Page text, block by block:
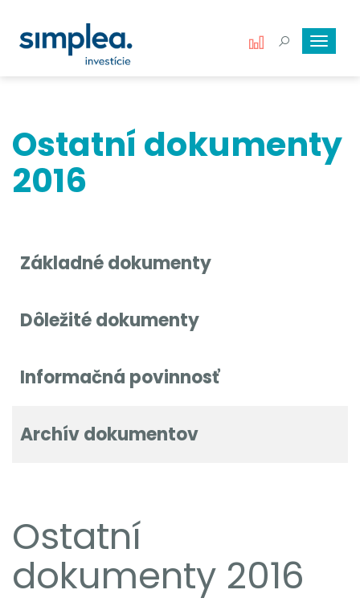
Toggle
Ostatní dokumenty
2016
Základné dokumenty
Dôležité dokumenty
Informačná povinnosť
Archív dokumentov
Ostatní
dokumenty 2016